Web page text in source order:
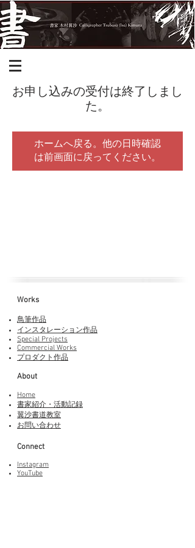
お申し込みの受付は終了しまし
た。
ホームへ戻る。他の日時確認
は前画面に戻ってください。
Works​
鳥筆作品
インスタレーション作品
Special Projects
Commercial Works
プロダクト作品
About
Home
書家紹介・活動記録
​翼沙書道教室
お問い合わせ
Connect
Instagram
YouTube